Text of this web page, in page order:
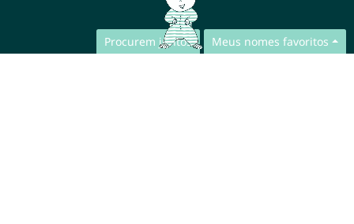
Procurem juntos Meus nomes favoritos